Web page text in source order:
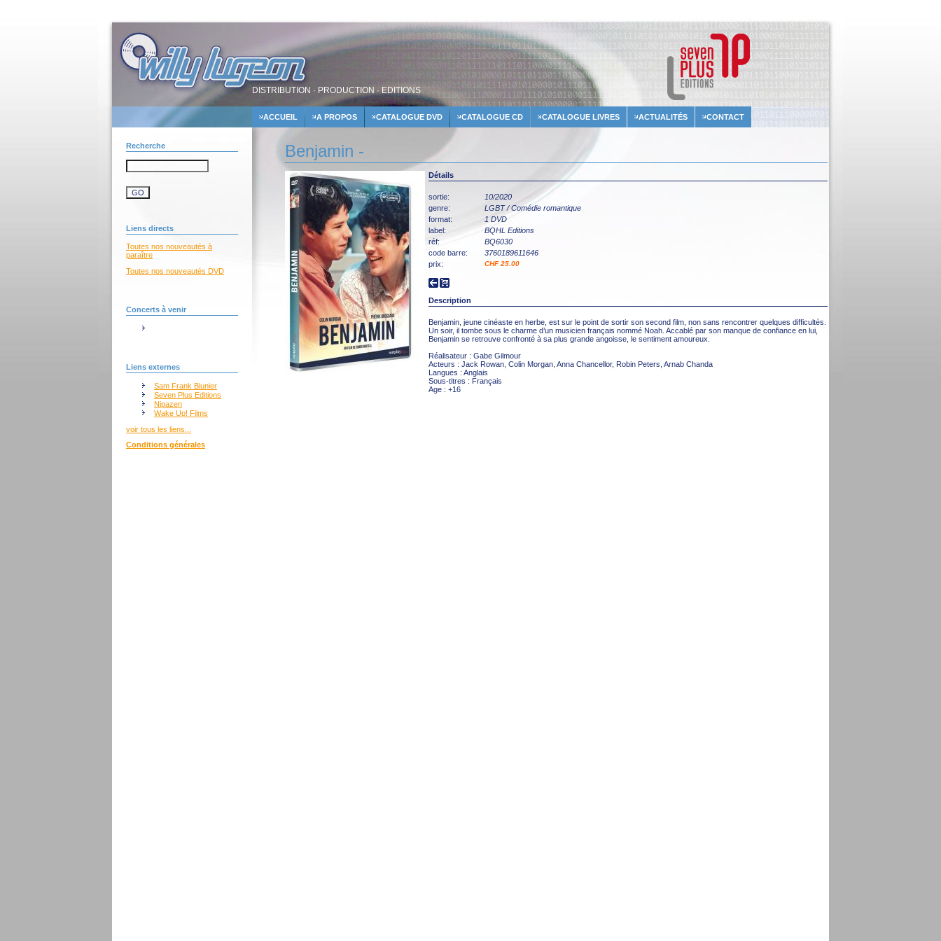
DISTRIBUTION · PRODUCTION · EDITIONS
ACCUEIL A PROPOS CATALOGUE DVD CATALOGUE CD CATALOGUE LIVRES ACTUALITÉS CONTACT
Recherche
Liens directs
Toutes nos nouveautés à
paraître
Toutes nos nouveautés DVD
Concerts à venir
Liens externes
Sam Frank Blunier
Seven Plus Editions
Nipazen
Wake Up! Films
voir tous les liens...
Conditions générales
Benjamin -
Détails
sortie:
10/2020
genre:
LGBT / Comédie romantique
format:
1 DVD
label:
BQHL Editions
réf:
BQ6030
code barre:
3760189611646
prix:
CHF 25.00
Description
Benjamin, jeune cinéaste en herbe, est sur le point de sortir son second film, non sans rencontrer quelques difficultés.
Un soir, il tombe sous le charme d’un musicien français nommé Noah. Accablé par son manque de confiance en lui,
Benjamin se retrouve confronté à sa plus grande angoisse, le sentiment amoureux.
Réalisateur : Gabe Gilmour
Acteurs : Jack Rowan, Colin Morgan, Anna Chancellor, Robin Peters, Arnab Chanda
Langues : Anglais
Sous-titres : Français
Age : +16